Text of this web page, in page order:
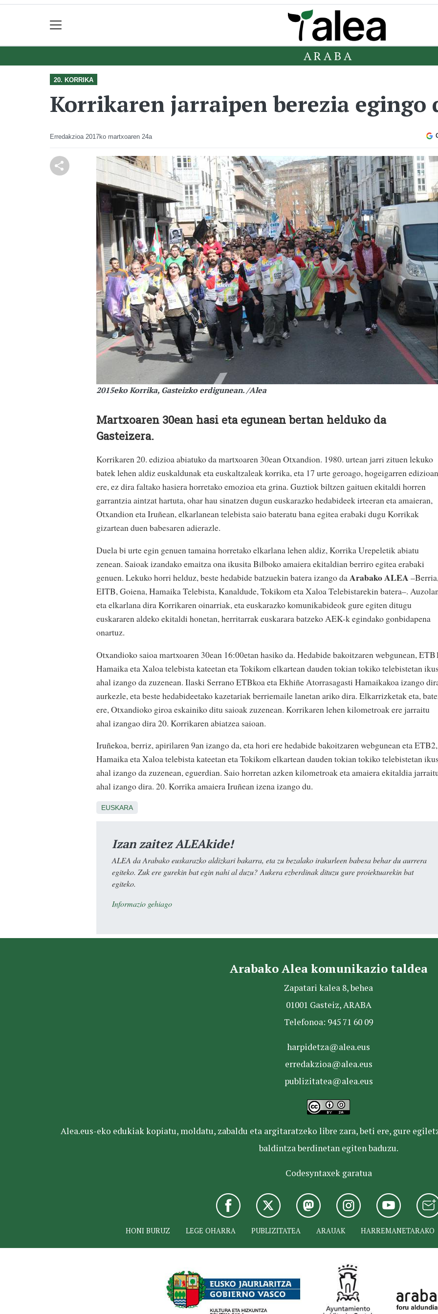
ARABA
20. KORRIKA
Korrikaren jarraipen berezia egingo
Erredakzioa 2017ko martxoaren 24a
2015eko Korrika, Gasteizko erdigunean. /Alea
Martxoaren 30ean hasi eta egunean bertan helduko da
Gasteizera.
Korrikaren 20. edizioa abiatuko da martxoaren 30ean Otxandion. 1980. urtean jarri zituen lekuko
batek lehen aldiz euskaldunak eta euskaltzaleak korrika, eta 17 urte geroago, hogeigarren edizioan
ere, ez dira faltako hasiera horretako emozioa eta grina. Guztiok biltzen gaituen ekitaldi horren
garrantzia aintzat hartuta, ohar hau sinatzen dugun euskarazko hedabideek irteeran eta amaieran,
Otxandion eta Iruñean, elkarlanean telebista saio bateratu bana egitea erabaki dugu Korrikak
gizartean duen babesaren adierazle.
Duela bi urte egin genuen tamaina horretako elkarlana lehen aldiz, Korrika Urepeletik abiatu
zenean. Saioak izandako emaitza ona ikusita Bilboko amaiera ekitaldian berriro egitea erabaki
genuen. Lekuko horri helduz, beste hedabide batzuekin batera izango daArabako ALEA
EITB, Goiena, Hamaika Telebista, Kanaldude, Tokikom eta Xaloa Telebistarekin batera–.
eta elkarlana dira Korrikaren oinarriak, eta euskarazko komunikabideok gure egiten ditugu
euskararen aldeko ekitaldi honetan, herritarrak euskarara batzeko AEK-k egindako gonbidapena
onartuz.
Otxandioko saioa martxoaren 30ean 16:00etan hasiko da. Hedabide bakoitzaren webgunean,
Hamaika eta Xaloa telebista kateetan eta Tokikom elkartean dauden tokian tokiko telebistetan
ahal izango da zuzenean. Ilaski Serrano ETBkoa eta Ekhiñe Atorrasagasti Hamaikakoa izango
aurkezle, eta beste hedabideetako kazetariak berriemaile lanetan ariko dira. Elkarrizketak eta,
ere, Otxandioko giroa eskainiko ditu saioak zuzenean. Korrikaren lehen kilometroak ere jarraitu
ahal izangao dira20. Korrikaren abiatzea saioan.
Iruñekoa, berriz, apirilaren 9an izango da, eta hori ere hedabide bakoitzaren webgunean eta ETB2,
Hamaika eta Xaloa telebista kateetan eta Tokikom elkartean dauden tokian tokiko telebistetan
ahal izango da zuzenean, eguerdian. Saio horretan azken kilometroak eta amaiera ekitaldia
ahal izango dira. 20. Korrika amaiera Iruñeanizena izango du.
EUSKARA
Izan zaitez ALEAkide!
ALEA da Arabako euskarazko aldizkari bakarra, eta zu bezalako irakurleen babesa behar du aurrera
egiteko. Zuk ere gurekin bat egin nahi al duzu? Aukera ezberdinak dituzu gure proiektuarekin bat
egiteko.
Informazio gehiago
Arabako Alea komunikazio taldea
Zapatari kalea 8, behea
01001 Gasteiz, ARABA
Telefonoa: 945 71 60 09
harpidetza@alea.eus
erredakzioa@alea.eus
publizitatea@alea.eus
Alea.eus-eko edukiak kopiatu, moldatu, zabaldu eta argitaratzeko libre zara, beti ere, gure
baldintza berdinetan egiten baduzu.
Codesyntaxek garatua
HONI BURUZ LEGE OHARRA PUBLIZITATEA ARAUAK HARREMANETARAKO